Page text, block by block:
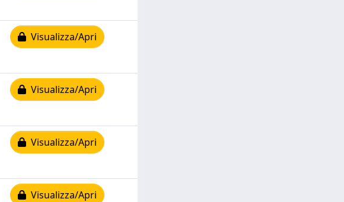
Visualizza/Apri
Visualizza/Apri
Visualizza/Apri
Visualizza/Apri